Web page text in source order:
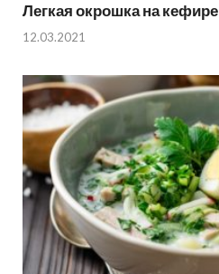
Легкая окрошка на кефире
12.03.2021